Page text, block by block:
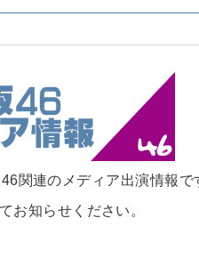
関連のメディア出演情報で
お知らせください。